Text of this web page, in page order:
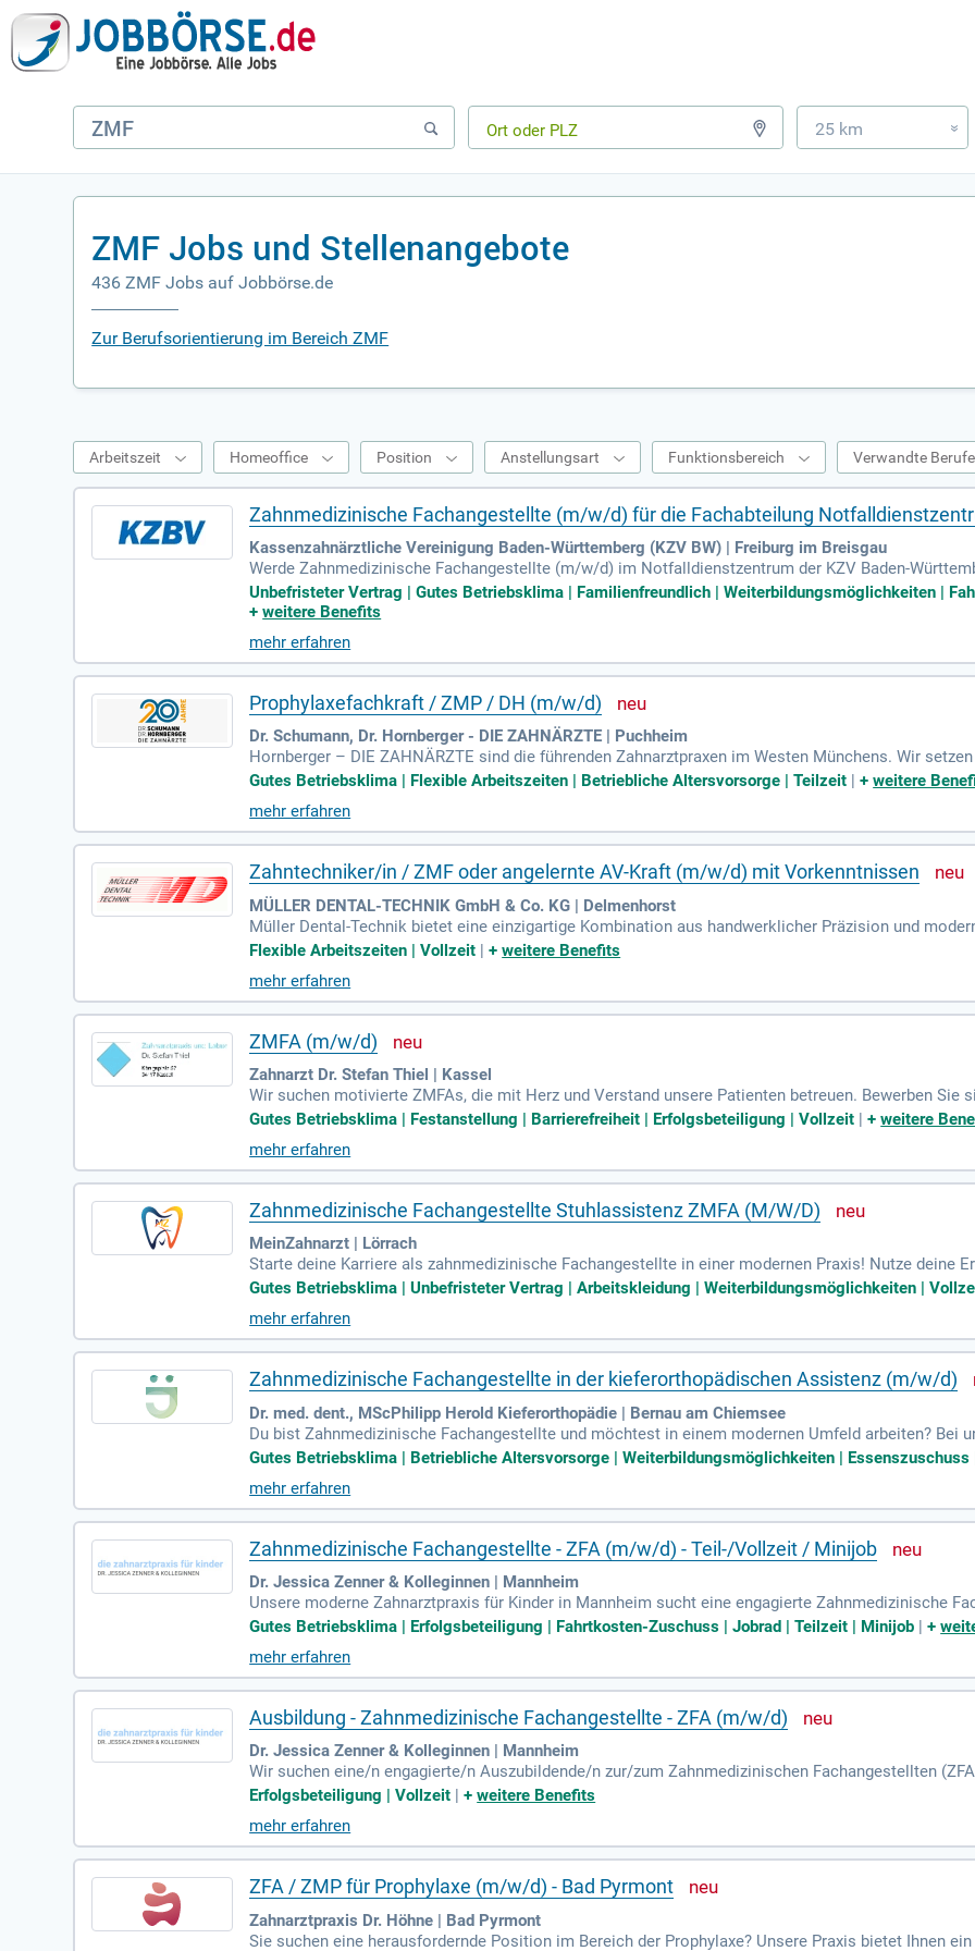
25 km »
ZMF Jobs und Stellenangebote
436 ZMF Jobs auf Jobbörse.de
Zur Berufsorientierung im Bereich ZMF
Arbeitszeit Homeoffice Position Anstellungsart Funktionsbereich Verwandte Berufe
Zahnmedizinische Fachangestellte (m/w/d) für die Fachabteilung
Kassenzahnärztliche Vereinigung Baden-Württemberg (KZV BW) | Freiburg im Breisgau
Werde Zahnmedizinische Fachangestellte (m/w/d) im Notfalldienstzentrum der KZV Baden-
eten wir unbefristete Stellen in Voll- oder Teilzeit sowie Minijobs. In einem modernen Umfeld bist
ereit ist, wenn es darauf ankommt. Deine Expertise ist hier gefragt, wo schnelle Hilfe zählt. Zudem
Unbefristeter Vertrag | Gutes Betriebsklima | Familienfreundlich | Weiterbildungsmöglichkeiten |
+weitere Benefits
mehr erfahren
Prophylaxefachkraft / ZMP / DH (m/w/d)
Dr. Schumann, Dr. Hornberger - DIE ZAHNÄRZTE | Puchheim
Hornberger – DIE ZAHNÄRZTE sind die führenden Zahnarztpraxen im Westen Münchens. Wir
d hochwertige Prothetik, unterstützt durch unser eigenes Meisterlabor. Unser engagiertes Team
rn ein positives Arbeitsumfeld mit überdurchschnittlicher Vergütung und flexiblem
etreuung und langfristige Zahngesundheit – Ihre Zähne sind bei uns in besten Händen!
Gutes Betriebsklima | Flexible Arbeitszeiten | Betriebliche Altersvorsorge | Teilzeit |+weitere
mehr erfahren
Zahntechniker/in / ZMF oder angelernte AV-Kraft (m/w/d) mit Vorkenntnissen
MÜLLER DENTAL-TECHNIK GmbH & Co. KG | Delmenhorst
Müller Dental-Technik bietet eine einzigartige Kombination aus handwerklicher Präzision und
m legt großen Wert auf persönlichen Service, einschließlich Unterstützung bei Behandlungen und
ungen, die Herstellung und das Einartikulieren von Modellen sowie die Anfertigung individueller
Arbeitszeiten, eine attraktive Vergütung und zahlreiche Weiterbildungsmöglichkeiten. Bewerben
Flexible Arbeitszeiten | Vollzeit |+weitere Benefits
mehr erfahren
ZMFA (m/w/d)
Zahnarzt Dr. Stefan Thiel | Kassel
Wir suchen motivierte ZMFAs, die mit Herz und Verstand unsere Patienten betreuen. Bewerben Sie
ms zu werden! In deiner Rolle sorgst du dafür, dass sich unsere Patienten in der Praxis wohlfühlen.
assistierst bei Behandlungen, um einen reibungslosen Ablauf zu gewährleisten. Deine
n dich zu einer wertvollen Unterstützung. Starke Deutschkenntnisse und
n mit Patienten und Kollegen sicherzustellen.
Gutes Betriebsklima | Festanstellung | Barrierefreiheit | Erfolgsbeteiligung | Vollzeit |+weitere
mehr erfahren
Zahnmedizinische Fachangestellte Stuhlassistenz ZMFA (M/W/D)
MeinZahnarzt | Lörrach
Starte deine Karriere als zahnmedizinische Fachangestellte in einer modernen Praxis! Nutze deine
rofitiere idealerweise von Kenntnissen in Dampsoft oder ähnlicher Software. Deine strukturierte und
geistere Patienten und Kollegen mit deinem freundlichen Auftreten! Freue dich auf vielfältige
Abwechslung in deinen Berufsalltag bringen.
Gutes Betriebsklima | Unbefristeter Vertrag | Arbeitskleidung | Weiterbildungsmöglichkeiten |
mehr erfahren
Zahnmedizinische Fachangestellte in der kieferorthopädischen Assistenz (m/w/d)
Dr. med. dent., MScPhilipp Herold Kieferorthopädie | Bernau am Chiemsee
Du bist Zahnmedizinische Fachangestellte und möchtest in einem modernen Umfeld arbeiten? Bei
d flache Hierarchien, die schnelle Entscheidungen ermöglichen. KFO-Erfahrung ist wünschenswert,
ch gerne weiter. Genieße die Mittagspause auf unserer sonnigen Dachterrasse und nutze unsere
e betriebliche Altersvorsorge sorgt für deine Zukunft. Werde Teil unseres engagierten Teams und
eigenverantwortlich und zuverlässig arbeitest!
Gutes Betriebsklima | Betriebliche Altersvorsorge | Weiterbildungsmöglichkeiten |
mehr erfahren
Zahnmedizinische Fachangestellte - ZFA (m/w/d) - Teil-/Vollzeit / Minijob
Dr. Jessica Zenner & Kolleginnen | Mannheim
Unsere moderne Zahnarztpraxis für Kinder in Mannheim sucht eine engagierte Zahnmedizinische
Voll- als auch Teilzeitstellen (2-3 Tage) oder Minijobs an. Unser internationales Team von 16
darauf, Dich willkommen zu heißen. Genieße eine wertschätzende, familiäre Arbeitsatmosphäre mit
ich attraktive steuerfreie Gehaltszulagen und Bonuszahlungen. Bei einer Vollzeitstelle erhältst Du
insgesamt etwa 45 freie Tage im Jahr bedeutet.
Gutes Betriebsklima | Erfolgsbeteiligung | Fahrtkosten-Zuschuss | Jobrad | Teilzeit | Minijob |+
mehr erfahren
Ausbildung - Zahnmedizinische Fachangestellte - ZFA (m/w/d)
Dr. Jessica Zenner & Kolleginnen | Mannheim
Wir suchen eine/n engagierte/n Auszubildende/n zur/zum Zahnmedizinischen Fachangestellten
inder in Mannheim. Die Ausbildung startet im August/September 2026. Du hilfst dabei, unseren
keit sind für uns essenziell, und du wirst lernen, die Instrumente sowie Behandlungsräume
Fähigkeiten zur Röntgenbild-Anfertigung und Verwaltung, um optimale Patientenbetreuung zu
Erfolgsbeteiligung | Vollzeit |+weitere Benefits
mehr erfahren
ZFA / ZMP für Prophylaxe (m/w/d) - Bad Pyrmont
Zahnarztpraxis Dr. Höhne | Bad Pyrmont
Sie suchen eine herausfordernde Position im Bereich der Prophylaxe? Unsere Praxis bietet Ihnen